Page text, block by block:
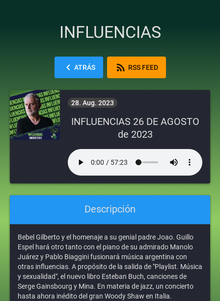
INFLUENCIAS
chevron_left ATRÁS rss_feed RSS FEED
28. Aug. 2023
INFLUENCIAS 26 DE AGOSTO
de 2023
Descripción
Bebel Gilberto y el homenaje a su genial padre Joao. Guillo
Espel hará otro tanto con el piano de su admirado Manolo
Juárez y Pablo Biaggini fusionará música argentina con
otras influencias. A propósito de la salida de "Playlist. Música
y sexualidad", el nuevo libro Esteban Buch, canciones de
Serge Gainsbourg y Mina. En materia de jazz, un concierto
hasta ahora inédito del gran Woody Shaw en Italia.